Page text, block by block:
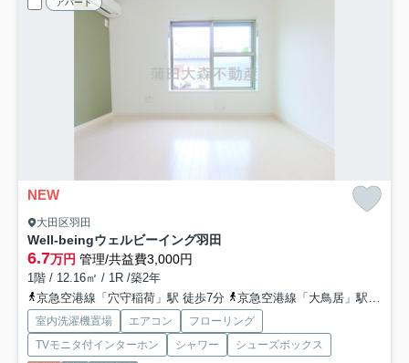
アパート
NEW
大田区羽田
Well-beingウェルビーイング羽田
6.7万円 管理/共益費3,000円
1階 / 12.16㎡ / 1R /築2年
京急空港線「穴守稲荷」駅 徒歩7分
京急空港線「大鳥居」駅 徒歩13分
室内洗濯機置場 エアコン
フローリング
TVモニタ付インターホン
シャワー
シューズボックス